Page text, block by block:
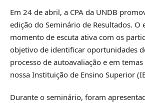
Em 24 de abril, a CPA da UNDB
edição do Seminário de Resultados. O
momento de escuta ativa com os
objetivo de identificar oportunidades
processo de autoavaliação e em
nossa Instituição de Ensino Superior
Durante o seminário, foram